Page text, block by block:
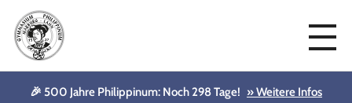
🎉 500 Jahre Philippinum: Noch 298 Tage! » Weitere Infos